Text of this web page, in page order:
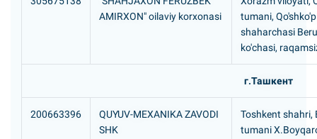
AMIRXON" oilaviy korxonasi
tumani,
shaharchasi
ko'chasi,
г.Ташкент
200663396
QUYUV-MEXANIKA ZAVODI
SHK
Toshkent shahri,
tumani